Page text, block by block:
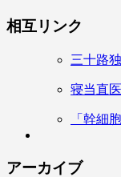
相互リンク
三十路
寝当直
「幹細
アーカイブ